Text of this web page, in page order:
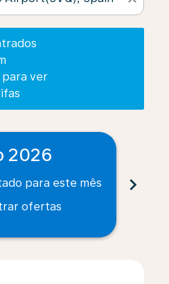
ver
2026
para este mês
ofertas
chevron_right